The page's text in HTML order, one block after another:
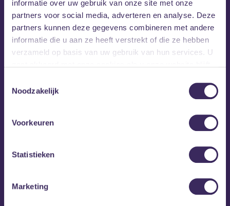
informatie over uw gebruik van onze site met onze
partners voor social media, adverteren en analyse. Deze
partners kunnen deze gegevens combineren met andere
informatie die u aan ze heeft verstrekt of die ze hebben
verzameld op basis van uw gebruik van hun services. U
Noodzakelijk
Voorkeuren
Statistieken
Marketing
album, geproduceerd door John Agnello.